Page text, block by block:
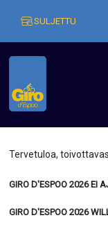
SULJETTU
Tervetuloa,
GIRO D'ESPOO 2026 EI
GIRO D'ESPOO 2026